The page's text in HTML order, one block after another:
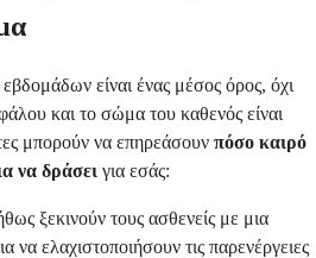
είναι ένας μέσος όρος, όχι
και το σώμα του καθενός είναι
μπορούν να επηρεάσουν πόσο καιρό
να δράσει για εσάς:
ξεκινούν τους ασθενείς με μια
να ελαχιστοποιήσουν τις παρενέργειες